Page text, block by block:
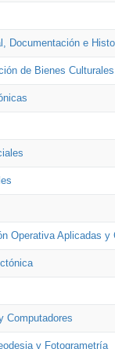
Documentación e
de Bienes Culturales
Operativa Aplicadas y
Computadores
y Fotogrametría